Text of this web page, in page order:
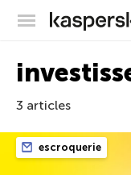
3 articles
escroquerie